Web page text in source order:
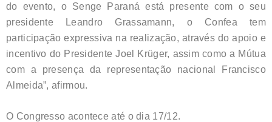
do evento, o Senge Paraná está presente com o seu
presidente Leandro Grassamann, o Confea tem
participação expressiva na realização, através do apoio e
incentivo do Presidente Joel Krüger, assim como a Mútua
com a presença da representação nacional Francisco
Almeida”, afirmou.
O Congresso acontece até o dia 17/12.